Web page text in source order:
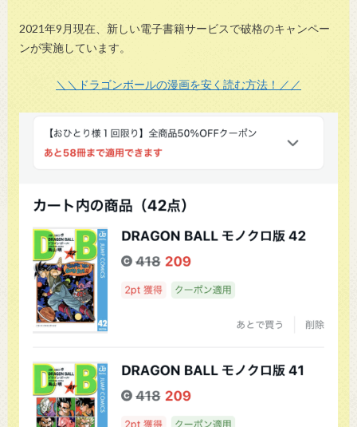
2021年9月現在、新しい電子書籍サービスで破格のキャンペー
ンが実施しています。
＼＼ドラゴンボールの漫画を安く読む方法！／／